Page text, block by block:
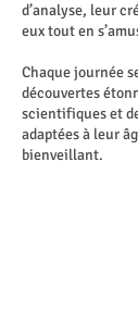
d’analyse, leur
eux tout en
Chaque journée
découvertes
scientifiques et
adaptées à leur
bienveillant.